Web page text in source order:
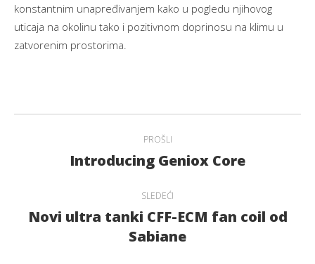
konstantnim unapređivanjem kako u pogledu njihovog
uticaja na okolinu tako i pozitivnom doprinosu na klimu u
zatvorenim prostorima.
navigation
PROŠLI
Previous
Introducing Geniox Core
SLEDEĆI
Next
post:
Novi ultra tanki CFF-ECM fan coil od
Sabiane